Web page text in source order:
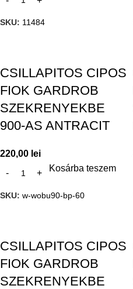
SKU: 11484
CSILLAPITOS CIPOS
FIOK GARDROB
SZEKRENYEKBE
900-AS ANTRACIT
220,00 lei
Kosárba teszem
SKU: w-wobu90-bp-60
CSILLAPITOS CIPOS
FIOK GARDROB
SZEKRENYEKBE